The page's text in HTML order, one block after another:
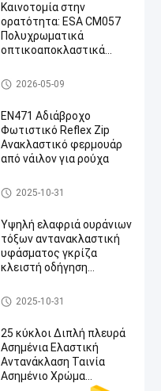
Καινοτομία στην
ορατότητα: ESA CM057
Πολυχρωματικά
οπτικοαποκλαστικά
Colorful Reflective Fabric
2026-05-09
EN471 Αδιάβροχο
Φωτιστικό Reflex Zip
Ανακλαστικό φερμουάρ
από νάιλον για ρούχα
Colorful Reflective Fabric
2025-10-31
Υψηλή ελαφριά ουράνιων
τόξων αντανακλαστική
υφάσματος γκρίζα
κλειστή οδήγηση
τελών νάυλον
Colorful Reflective Fabric
2025-10-31
25 κύκλοι Διπλή πλευρά
Ασημένια Ελαστική
Αντανάκλαση Ταινία
Ασημένιο Χρώμα